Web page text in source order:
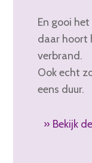
En gooi
daar hoort
verbrand.
Ook echt
eens duur.
» Bekijk